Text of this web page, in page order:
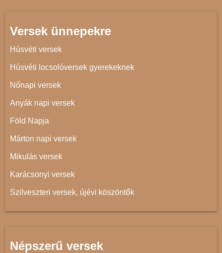
Versek ünnepekre
Húsvéti versek
Húsvéti locsolóversek gyerekeknek
Nőnapi versek
Anyák napi versek
Föld Napja
Márton napi versek
Mikulás versek
Karácsonyi versek
Szilveszteri versek, újévi köszöntők
Népszerű versek